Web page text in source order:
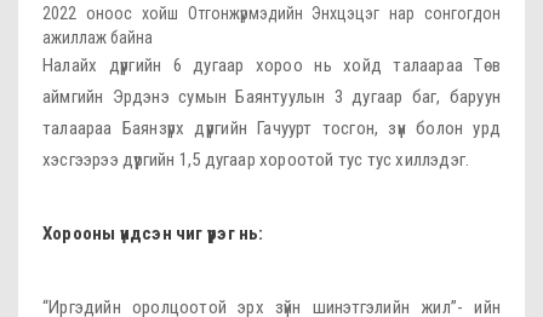
2022 оноос хойш Отгонжүрмэдийн Энхцэцэг нар сонгогдон
ажиллаж байна
Налайх дүүргийн 6 дугаар хороо нь хойд талаараа Төв
аймгийн Эрдэнэ сумын Баянтуулын 3 дугаар баг, баруун
талаараа Баянзүрх дүүргийн Гачуурт тосгон, зүүн болон урд
хэсгээрээ дүүргийн 1,5 дугаар хороотой тус тус хиллэдэг.
Хорооны үндсэн чиг үүрэг нь:
“Иргэдийн оролцоотой эрх зүйн шинэтгэлийн жил”- ийн